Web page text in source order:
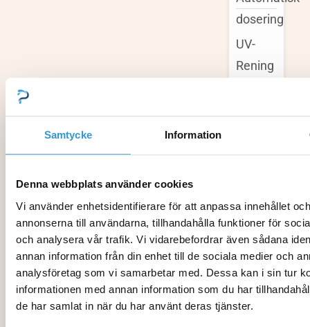
Samtycke Information
Denna webbplats använder cookies
Vi använder enhetsidentifierare för att anpassa innehållet och
annonserna till användarna, tillhandahålla funktioner för
och analysera vår trafik. Vi vidarebefordrar även sådana
annan information från din enhet till de sociala medier och
analysföretag som vi samarbetar med. Dessa kan i sin tur
informationen med annan information som du har
de har samlat in när du har använt deras tjänster.
dosering
UV-
Rening
Q-Serien
Inverter
Q-Serien